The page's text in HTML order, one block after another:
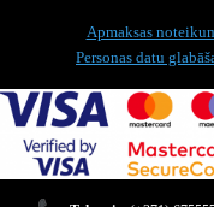
Apmaksas
Personas datu